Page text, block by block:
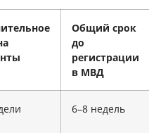
Общий срок
до
регистрации
в МВД
6–8 недель